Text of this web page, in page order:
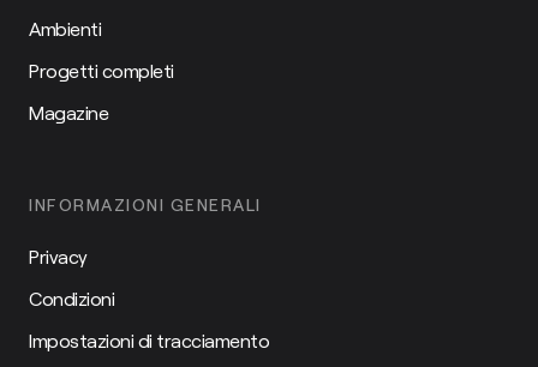
Ambienti
Progetti completi
Magazine
INFORMAZIONI GENERALI
Privacy
Condizioni
Impostazioni di tracciamento